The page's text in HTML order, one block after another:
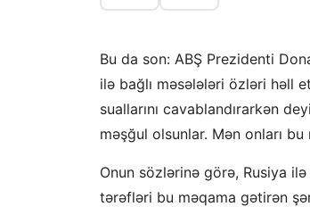
Bu da son: ABŞ Prezidenti
ilə bağlı məsələləri özləri həll
suallarını cavablandırarkən
məşğul olsunlar. Mən onları
Onun sözlərinə görə, Rusiya ilə
tərəfləri bu məqama gətirən